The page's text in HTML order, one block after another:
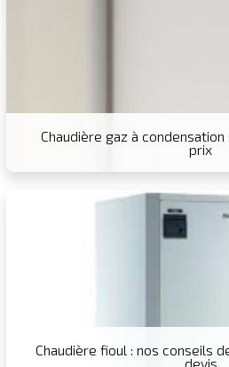
Chaudière gaz à
prix
Chaudière fioul : nos conseils
devis